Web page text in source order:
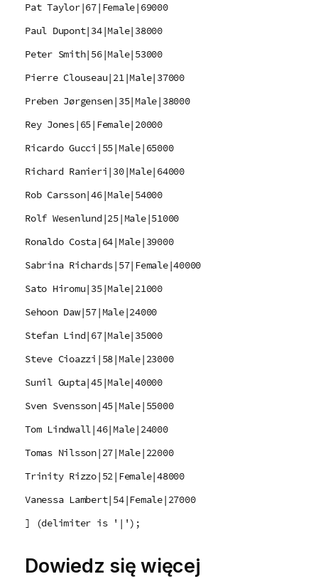
Pat Taylor|67|Female|69000
Paul Dupont|34|Male|38000
Peter Smith|56|Male|53000
Pierre Clouseau|21|Male|37000
Preben Jørgensen|35|Male|38000
Rey Jones|65|Female|20000
Ricardo Gucci|55|Male|65000
Richard Ranieri|30|Male|64000
Rob Carsson|46|Male|54000
Rolf Wesenlund|25|Male|51000
Ronaldo Costa|64|Male|39000
Sabrina Richards|57|Female|40000
Sato Hiromu|35|Male|21000
Sehoon Daw|57|Male|24000
Stefan Lind|67|Male|35000
Steve Cioazzi|58|Male|23000
Sunil Gupta|45|Male|40000
Sven Svensson|45|Male|55000
Tom Lindwall|46|Male|24000
Tomas Nilsson|27|Male|22000
Trinity Rizzo|52|Female|48000
Vanessa Lambert|54|Female|27000
] (delimiter is '|');
Dowiedz się więcej